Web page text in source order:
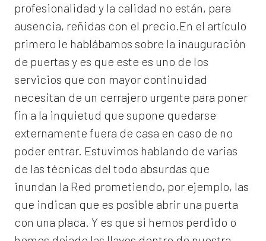
profesionalidad y la calidad no están, para
ausencia, reñidas con el precio.En el artículo
primero le hablábamos sobre la inauguración
de puertas y es que este es uno de los
servicios que con mayor continuidad
necesitan de un cerrajero urgente para poner
fin a la inquietud que supone quedarse
externamente fuera de casa en caso de no
poder entrar. Estuvimos hablando de varias
de las técnicas del todo absurdas que
inundan la Red prometiendo, por ejemplo, las
que indican que es posible abrir una puerta
con una placa. Y es que si hemos perdido o